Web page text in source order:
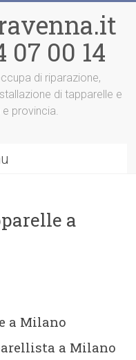
07 00 14
di riparazione,
di tapparelle e
e provincia.
a
a Milano
a Milano